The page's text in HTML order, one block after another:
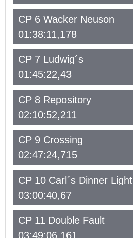
CP 6 Wacker Neuson
01:38:11,178
CP 7 Ludwig´s
01:45:22,43
CP 8 Repository
02:10:52,211
CP 9 Crossing
02:47:24,715
CP 10 Carl´s Dinner Light
03:00:40,67
CP 11 Double Fault
03:49:06,161